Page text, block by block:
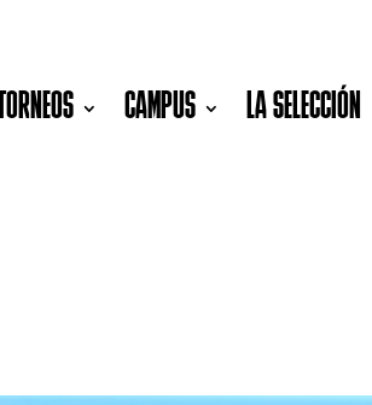
TORNEOS CAMPUS LA SELECCIÓN